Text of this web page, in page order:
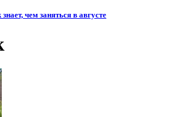
чем заняться в августе